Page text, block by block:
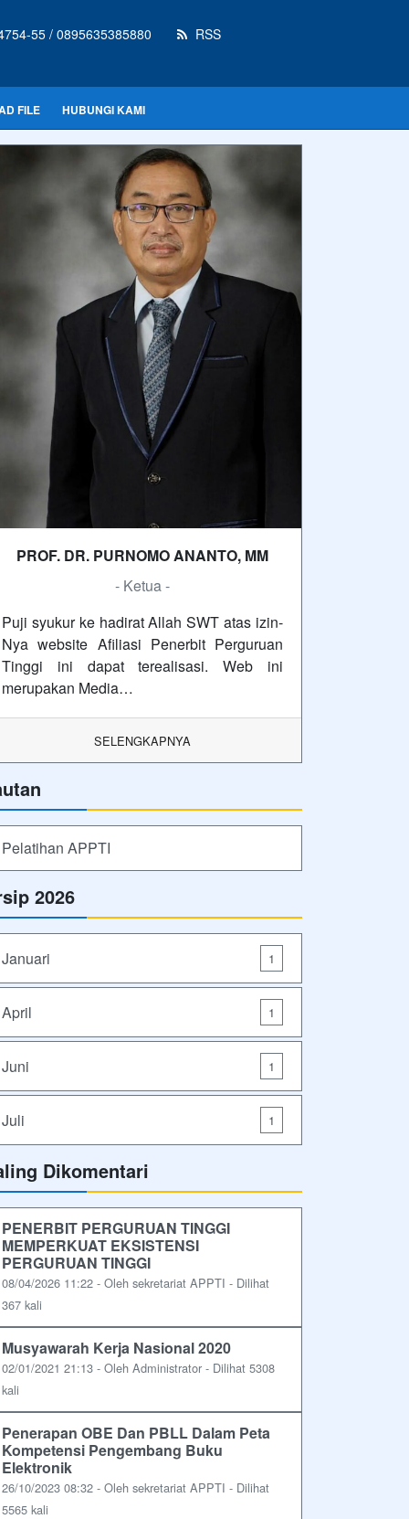
55 / 0895635385880 RSS
FILE HUBUNGI KAMI
PROF. DR. PURNOMO ANANTO, MM
- Ketua -
Puji syukur ke hadirat Allah SWT atas izin-
Nya website Afiliasi Penerbit Perguruan
Tinggi ini dapat terealisasi. Web ini
merupakan Media…
SELENGKAPNYA
Pelatihan APPTI
2026
Januari 1
April 1
Juni 1
Juli 1
Dikomentari
PENERBIT PERGURUAN TINGGI
MEMPERKUAT EKSISTENSI
PERGURUAN TINGGI
08/04/2026 11:22 - Oleh sekretariat APPTI - Dilihat
367 kali
Musyawarah Kerja Nasional 2020
02/01/2021 21:13 - Oleh Administrator - Dilihat 5308
kali
Penerapan OBE Dan PBLL Dalam Peta
Kompetensi Pengembang Buku
Elektronik
26/10/2023 08:32 - Oleh sekretariat APPTI - Dilihat
5565 kali